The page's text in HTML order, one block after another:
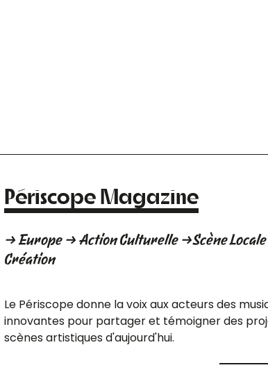
Périscope Magazine
→ Europe → Action Culturelle →Scène
Création
Le Périscope donne la voix aux acteurs des
innovantes pour partager et témoigner des
scènes artistiques d'aujourd'hui.